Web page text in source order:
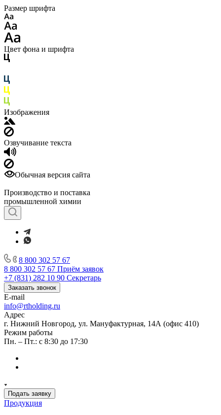
Размер шрифта
Цвет фона и шрифта
Изображения
Озвучивание текста
Обычная версия сайта
Производство и поставка
промышленной химии
8 800 302 57 67
8 800 302 57 67 Приём заявок
+7 (831) 282 10 90 Секретарь
Заказать звонок
E-mail
info@rtholding.ru
Адрес
г. Нижний Новгород, ул. Мануфактурная, 14А (офис 410)
Режим работы
Пн. – Пт.: с 8:30 до 17:30
Подать заявку
Продукция